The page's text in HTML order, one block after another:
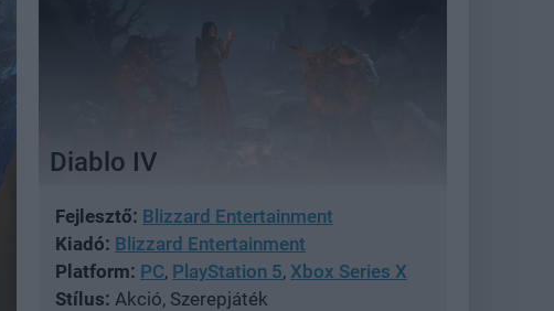
Diablo IV
Fejlesztő: Blizzard Entertainment
Kiadó: Blizzard Entertainment
Platform: PC, PlayStation 5, Xbox Series X
Stílus: Akció, Szerepjáték